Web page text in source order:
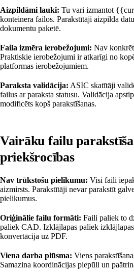
Aizpildāmi lauki: Tu vari izmantot
konteinera failos. Parakstītāji aizpilda
dokumentu paketē.
Faila izmēra ierobežojumi: Nav
Praktiskie ierobežojumi ir atkarīgi no
platformas ierobežojumiem.
Paraksta validācija: ASIC skatītāji
failus ar paraksta statusu. Validācija
modificēts kopš parakstīšanas.
Vairāku failu
priekšrocības
Nav trūkstošu pielikumu: Visi faili
aizmirsts. Parakstītāji nevar parakstīt
pielikumus.
Oriģinālie failu formāti: Faili paliek to
paliek CAD. Izklājlapas paliek
konvertācija uz PDF.
Viena darba plūsma: Viens
Samazina koordinācijas piepūli un